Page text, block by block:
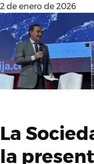
2 de enero de 2026
La
la